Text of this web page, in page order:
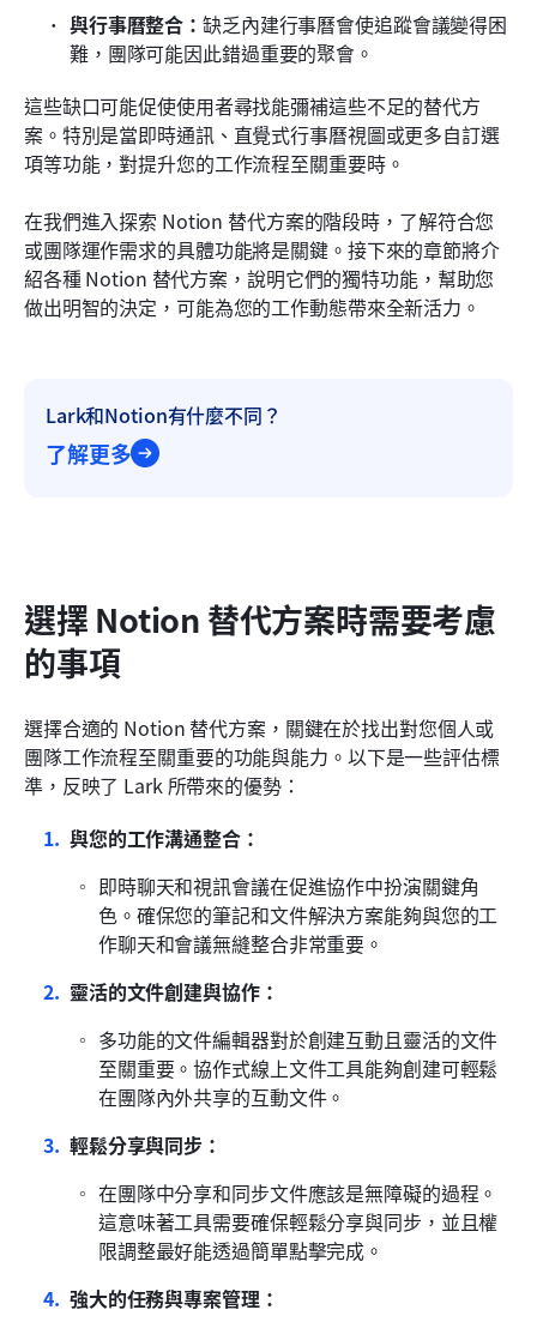
與行事曆整合：缺乏內建行事曆會使追蹤會議變得困
難，團隊可能因此錯過重要的聚會。
這些缺口可能促使使用者尋找能彌補這些不足的替代方
案。特別是當即時通訊、直覺式行事曆視圖或更多自訂選
項等功能，對提升您的工作流程至關重要時。
在我們進入探索 Notion 替代方案的階段時，了解符合您
或團隊運作需求的具體功能將是關鍵。接下來的章節將介
紹各種 Notion 替代方案，說明它們的獨特功能，幫助您
做出明智的決定，可能為您的工作動態帶來全新活力。
Lark和Notion有什麼不同？
了解更多
選擇 Notion 替代方案時需要考慮
的事項
選擇合適的 Notion 替代方案，關鍵在於找出對您個人或
團隊工作流程至關重要的功能與能力。以下是一些評估標
準，反映了 Lark 所帶來的優勢：
與您的工作溝通整合：
即時聊天和視訊會議在促進協作中扮演關鍵角
色。確保您的筆記和文件解決方案能夠與您的工
作聊天和會議無縫整合非常重要。
靈活的文件創建與協作：
多功能的文件編輯器對於創建互動且靈活的文件
至關重要。協作式線上文件工具能夠創建可輕鬆
在團隊內外共享的互動文件。
輕鬆分享與同步：
在團隊中分享和同步文件應該是無障礙的過程。
這意味著工具需要確保輕鬆分享與同步，並且權
限調整最好能透過簡單點擊完成。
強大的任務與專案管理：